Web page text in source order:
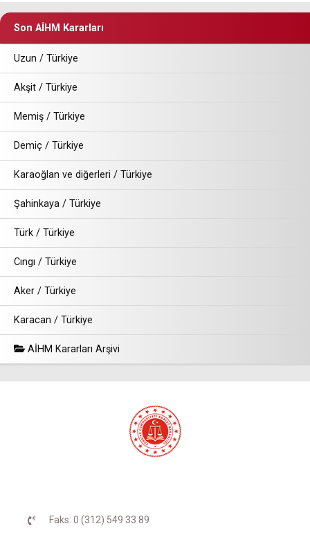
Son AİHM Kararları
Uzun / Türkiye
Akşit / Türkiye
Memiş / Türkiye
Demiç / Türkiye
Karaoğlan ve diğerleri / Türkiye
Şahinkaya / Türkiye
Türk / Türkiye
Cıngı / Türkiye
Aker / Türkiye
Karacan / Türkiye
AİHM Kararları Arşivi
Faks: 0 (312) 549 33 89